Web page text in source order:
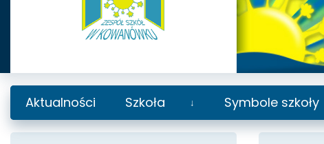
Aktualności Szkoła
Rozwiń
podmenu
Symbole szkoły